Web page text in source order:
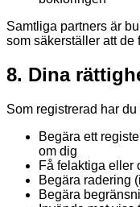
Samtliga partners är
som säkerställer att de
8. Dina
Som registrerad har
Begära ett
om dig
Få felaktiga eller
Begära radering
Begära